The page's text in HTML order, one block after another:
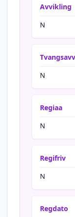
Avvikling
N
N
Regiaa
N
Regifriv
N
Regdato